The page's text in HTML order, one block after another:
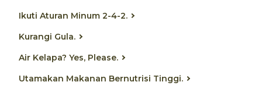
Ikuti Aturan Minum 2-4-2.
Kurangi Gula.
Air Kelapa? Yes, Please.
Utamakan Makanan Bernutrisi Tinggi.